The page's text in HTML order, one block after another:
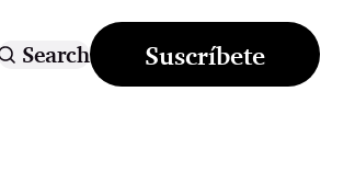
Search Suscríbete